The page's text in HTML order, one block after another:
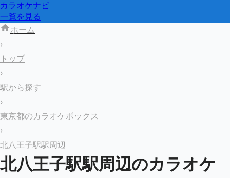
カラオケナビ
一覧を見る
ホーム
›
トップ
›
駅から探す
›
東京都のカラオケボックス
›
北八王子駅駅周辺
北八王子駅駅周辺のカラオケ